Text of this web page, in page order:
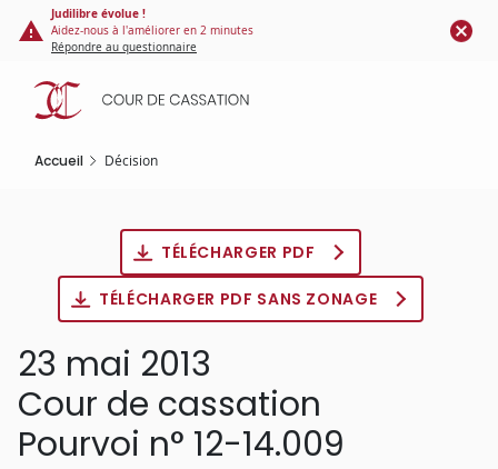
Panneau de gestion des cookies
contenu
principal
Judilibre évolue !
Aidez-nous à l'améliorer en 2 minutes
Répondre au questionnaire
Accueil Décision
TÉLÉCHARGER PDF
TÉLÉCHARGER PDF SANS ZONAGE
23 mai 2013
Cour de cassation
Pourvoi n° 12-14.009